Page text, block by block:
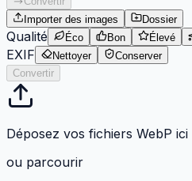
Importer des images
Dossier
Qualité Éco Bon Élevé
EXIF Nettoyer
Conserver
Convertir
Déposez vos fichiers WebP ici
ou parcourir